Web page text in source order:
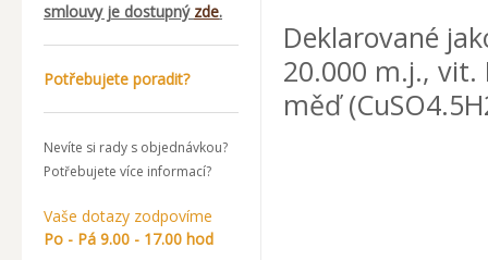
smlouvy je dostupný zde.
Potřebujete poradit?
Nevíte si rady s objednávkou?
Potřebujete více informací?
Vaše dotazy zodpovíme
Po - Pá 9.00 - 17.00 hod
Deklarované
20.000 m.j., vit.
měď